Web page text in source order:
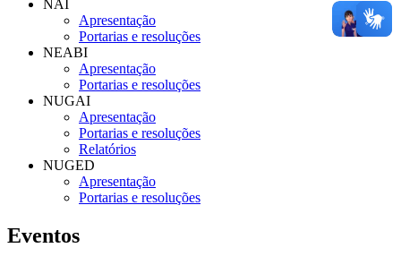
NAI
Apresentação
Portarias e resoluções
NEABI
Apresentação
Portarias e resoluções
NUGAI
Apresentação
Portarias e resoluções
Relatórios
NUGED
Apresentação
Portarias e resoluções
Eventos